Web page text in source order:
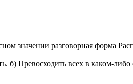
значении разговорная форма
б) Превосходить всех в каком-